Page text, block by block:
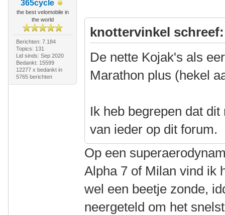
365cycle
the best velomobile in
the world
Berichten: 7.184
Topics: 131
Lid sinds: Sep 2020
Bedankt: 15599
12277 x bedankt in
5765 berichten
knottervinkel schreef:
De nette Kojak's als
Marathon plus (hekel
Ik heb begrepen dat
van ieder op dit forum.
Op een
Alpha 7 of Milan vind ik
wel een beetje zonde,
neergeteld om het